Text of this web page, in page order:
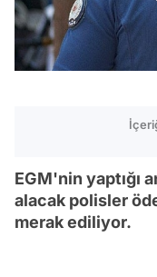
EGM'nin yaptığı
alacak polisler
merak ediliyor.